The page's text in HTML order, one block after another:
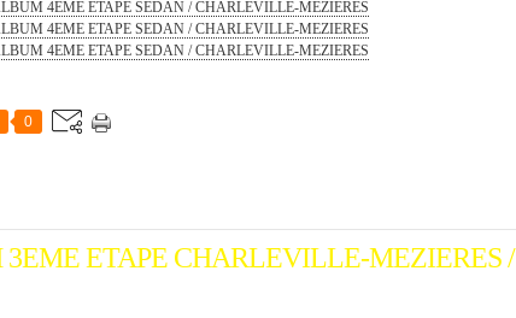
0
3EME ETAPE CHARLEVILLE-MEZIERES /